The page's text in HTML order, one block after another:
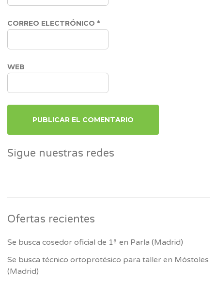
CORREO ELECTRÓNICO *
WEB
Sigue nuestras redes
Ofertas recientes
Se busca cosedor oficial de 1ª en Parla (Madrid)
Se busca técnico ortoprotésico para taller en Móstoles
(Madrid)